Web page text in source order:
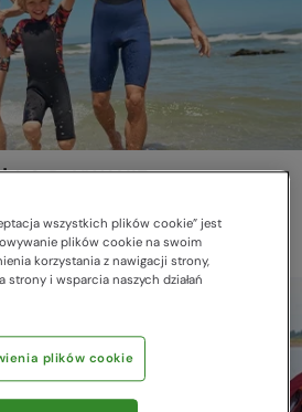
& PŁYWANIE
czas start
wszystkich plików cookie” jest
plików cookie na swoim
korzystania z nawigacji strony,
strony i wsparcia naszych działań
plików cookie